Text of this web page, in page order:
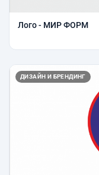
Лого - МИР ФОРМ
ДИЗАЙН И БРЕНДИНГ